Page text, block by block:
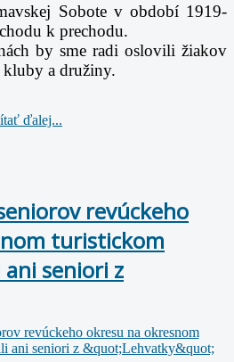
Sobote v období 1919-
k prechodu.
by sme radi oslovili žiakov
kluby a družiny.
ďalej...
revúckeho
turistickom
ani seniori z